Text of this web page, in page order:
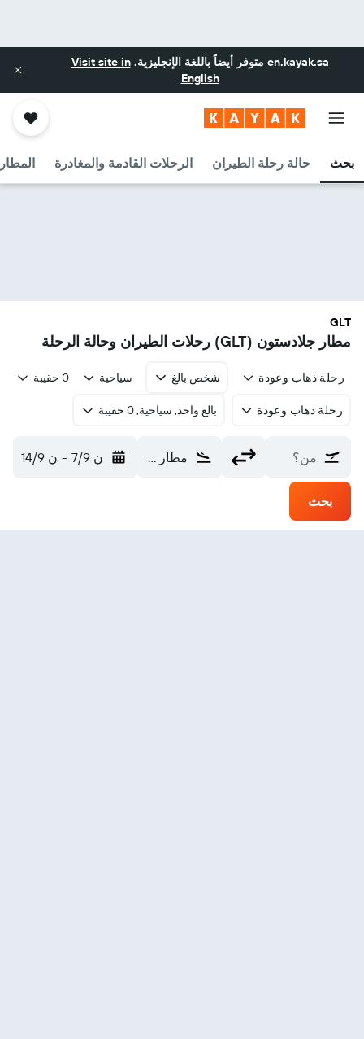
en.kayak.sa متوفر أيضاً باللغة الإنجليزية.Visit site in
English
بحث حالة رحلة الطيران الرحلات القادمة والمغادرة
GLT
مطار جلادستون (GLT) رحلات الطيران وحالة الرحلة
رحلة ذهاب وعودة شخص بالغ سياحية 0 حقيبة
رحلة ذهاب وعودة بالغ واحد, سياحية, 0 حقيبة
من؟ مطار جلادستون (GLT) ن 7/9 - ن 14/9
بحث